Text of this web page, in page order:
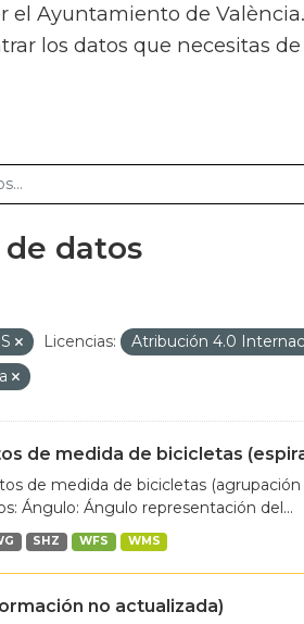
el Ayuntamiento de
los datos que necesitas
datos
Licencias: Atribución 4.0
de medida de bicicletas
de medida de bicicletas
Ángulo: Ángulo representación del...
SHZ WFS WMS
no actualizada)